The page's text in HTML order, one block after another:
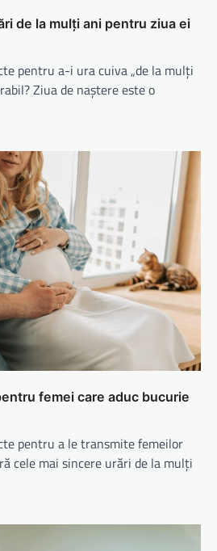
de la mulți ani pentru ziua ei
pentru a-i ura cuiva „de la mulți
Ziua de naștere este o
femei care aduc bucurie
pentru a le transmite femeilor
cele mai sincere urări de la mulți